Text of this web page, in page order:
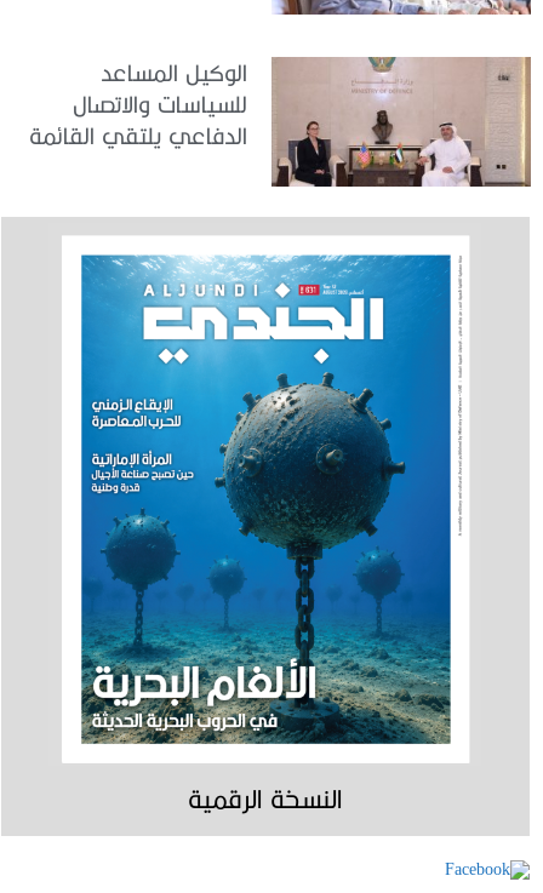
الوكيل المساعد
للسياسات والاتصال
الدفاعي يلتقي القائمة
النسخة الرقمية